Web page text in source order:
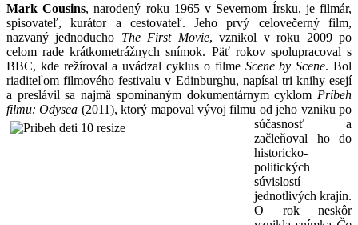
Mark Cousins, narodený roku 1965 v Severnom Írsku, je filmár,
spisovateľ, kurátor a cestovateľ. Jeho prvý celovečerný film,
nazvaný jednoducho The First Movie, vznikol v roku 2009 po
celom rade krátkometrážnych snímok. Päť rokov spolupracoval s
BBC, kde režíroval a uvádzal cyklus o filme Scene by Scene. Bol
riaditeľom filmového festivalu v Edinburghu, napísal tri knihy esejí
a preslávil sa najmä spomínaným dokumentárnym cyklom Príbeh
filmu: Odysea (2011),ktorý mapoval vývoj filmu od jeho vzniku po
súčasnosť a
začleňoval ho do
historicko-
politických
súvislostí
jednotlivých krajín.
O rok neskôr